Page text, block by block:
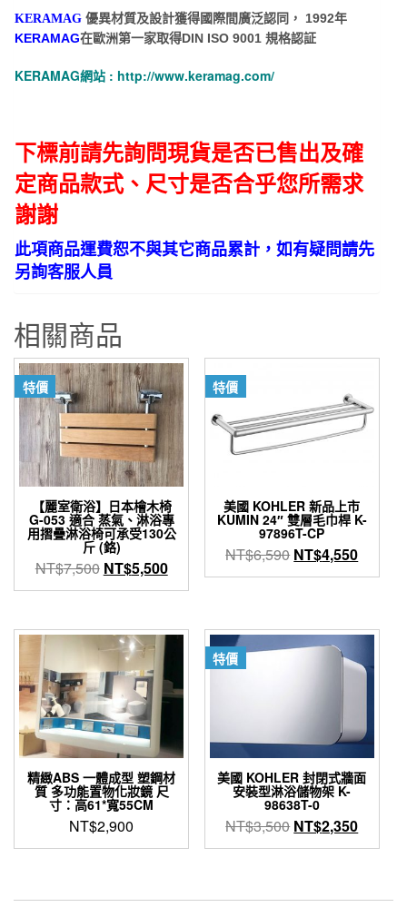
KERAMAG 優異材質及設計獲得國際間廣泛認同，
1992年
KERAMAG在歐洲第一家取得DIN ISO 9001 規格認証
KERAMAG網站 : http://www.keramag.com/
下標前請先詢問現貨是否已售出及確
定商品款式、尺寸是否合乎您所需求
謝謝
此項商品運費恕不與其它商品累計，如有疑問請先
另詢客服人員
相關商品
特價
【麗室衛浴】日本檜木椅
G-053 適合 蒸氣、淋浴專
用摺疊淋浴椅可承受130公
斤 (鉻)
NT$7,500 原
始
格：
NT$7,500。
NT$5,500目
前
格：
NT$5,500。
特價
美國 KOHLER 新品上市
KUMIN 24″ 雙層毛巾桿 K-
97896T-CP
NT$6,590 原
始
NT$6,590。
NT$4,550目
前
精緻ABS 一體成型 塑鋼材
質 多功能置物化妝鏡 尺
寸：高61*寬55CM
NT$2,900
特價
美國 KOHLER 封閉式牆面
安裝型淋浴儲物架 K-
98638T-0
NT$3,500 原
始
NT$3,500。
NT$2,350目
前